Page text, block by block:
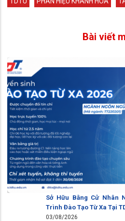
Bài viết
Sở Hữu Bằng Cử Nhân
Trình Đào Tạo Từ Xa Tại
03/08/2026